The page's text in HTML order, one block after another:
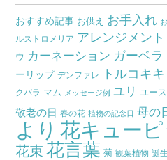
イ
ブ
おすすめ記事 お供え お手入れ
ルストロメリア アレンジメント
ウ カーネーション ガーベラ
ーリップ デンファレ トルコキ
クバラ マム メッセージ例 ユリ ユー
敬老の日 春の花 植物の記念日 母の
より 花キューピ
花束 花言葉 菊 観葉植物 誕